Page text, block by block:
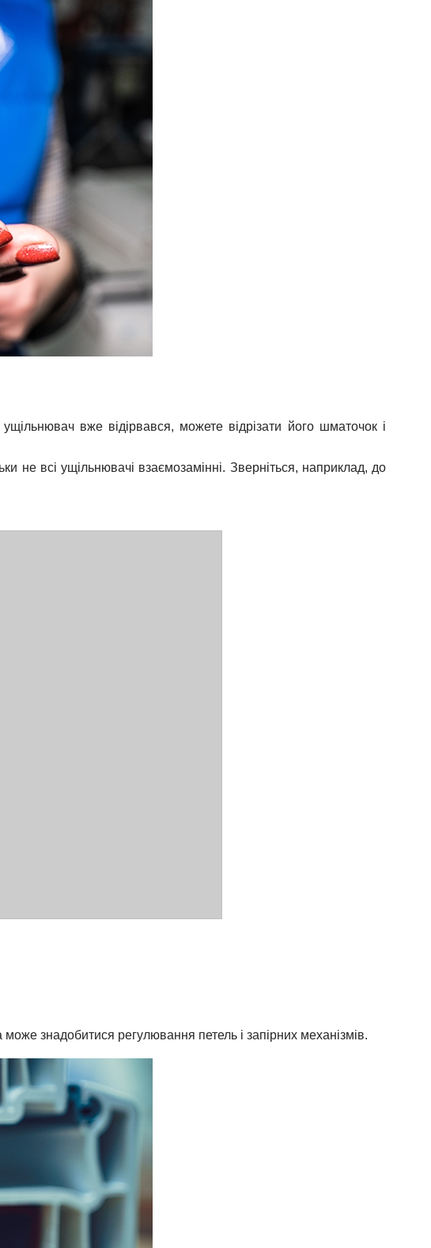
вже відірвався, можете відрізати його шматочок і
не всі ущільнювачі взаємозамінні. Зверніться, наприклад, до
знадобитися регулювання петель і запірних механізмів.